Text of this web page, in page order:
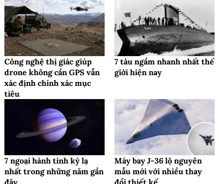
Mỹ cấp phép cho vệ tinh dự phòng GPS
đầu tiên của một công ty tư nhân
VŨ TRỤ - THIÊN VĂN